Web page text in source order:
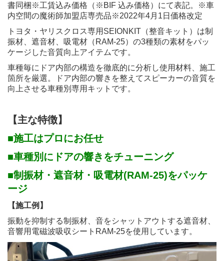
書同梱※工賃込み価格（※ BIF 込み価格）にて表記。※車
内空間の魔術師加盟店専売品※2022年4月1日価格改定
トヨタ・ヤリスクロス専用SEIONKIT（整音キット）は制
振材、遮音材、吸電材（RAM-25）の3種類の素材をパッ
ケージした音質向上アイテムです。
車種毎にドア内部の構造を徹底的に分析し使用材料、施工
箇所を厳選。ドア内部の響きを整えてスピーカーの音質を
向上させる車種別専用キットです。
【主な特徴】
■施工はプロにお任せ
■車種別にドアの響きをチューニング
■制振材・遮音材・吸電材(RAM-25)をパッケ
ージ
【施工例】
振動を抑制する制振材、音をシャットアウトする遮音材、
音響用電磁波吸収シートRAM-25を使用しています。